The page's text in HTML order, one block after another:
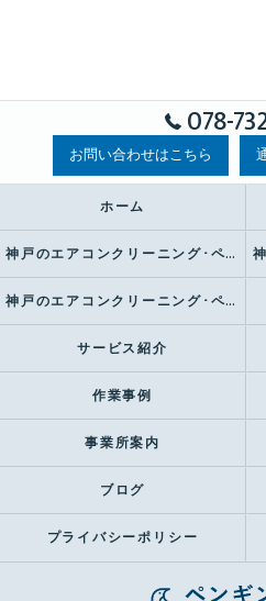
078-
お問い合わせはこちら
ホーム
神戸のエアコンクリーニング･ペンギンハウスの口コミ情報
神戸のエアコンクリーニング･ペンギンハウスのお客様の声
サービス紹介
作業事例
事業所案内
ブログ
プライバシーポリシー